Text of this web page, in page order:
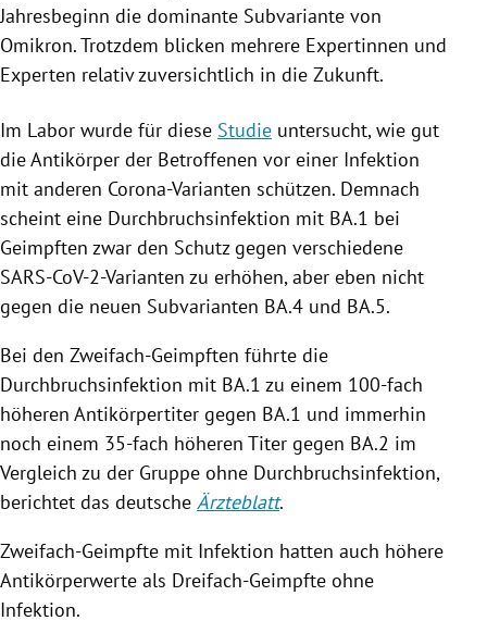
Jahresbeginn die dominante Subvariante von
Omikron. Trotzdem blicken mehrere Expertinnen und
Experten relativ zuversichtlich in die Zukunft.
Im Labor wurde für diese Studie untersucht, wie gut
die Antikörper der Betroffenen vor einer Infektion
mit anderen Corona-Varianten schützen. Demnach
scheint eine Durchbruchsinfektion mit BA.1 bei
Geimpften zwar den Schutz gegen verschiedene
SARS-CoV-2-Varianten zu erhöhen, aber eben nicht
gegen die neuen Subvarianten BA.4 und BA.5.
Bei den Zweifach-Geimpften führte die
Durchbruchsinfektion mit BA.1 zu einem 100-fach
höheren Antikörpertiter gegen BA.1 und immerhin
noch einem 35-fach höheren Titer gegen BA.2 im
Vergleich zu der Gruppe ohne Durchbruchsinfektion,
berichtet das deutsche Ärzteblatt.
Zweifach-Geimpfte mit Infektion hatten auch höhere
Antikörperwerte als Dreifach-Geimpfte ohne
Infektion.